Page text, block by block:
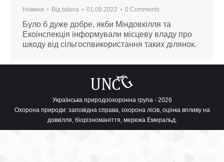
Новини Від tatana 01.09.2022 0 Comments
Було б дуже добре, якби Міндовкілля та
Екоінспекція інформували місцеву владу про
шкоду від сільгоспвикористання таких ділянок.
Українська природоохоронна група - 2026
Охорона природи: заповідна справа, охорона лісів, оцінка впливу на
довкілля, біорізноманіття, мережа Емеральд.